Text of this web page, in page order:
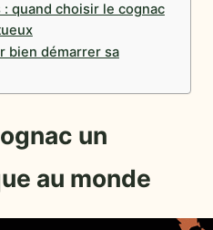
quand choisir le cognac
bien démarrer sa
un
au monde